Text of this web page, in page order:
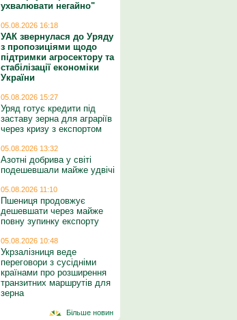
ухвалювати негайно"
05.08.2026 16:18
УАК звернулася до Уряду
з пропозиціями щодо
підтримки агросектору та
стабілізації економіки
України
05.08.2026 15:27
Уряд готує кредити під
заставу зерна для аграріїв
через кризу з експортом
05.08.2026 13:32
Азотні добрива у світі
подешевшали майже удвічі
05.08.2026 11:10
Пшениця продовжує
дешевшати через майже
повну зупинку експорту
05.08.2026 10:48
Укрзалізниця веде
переговори з сусідніми
країнами про розширення
транзитних маршрутів для
зерна
Більше новин